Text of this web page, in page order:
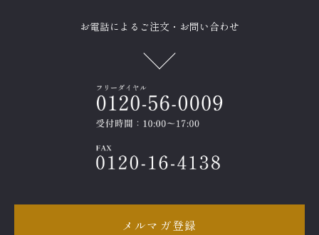
お電話によるご注文・お問い合わせ
メルマガ登録